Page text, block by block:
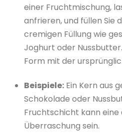
einer Fruchtmischung,
anfrieren, und füllen Sie
cremigen Füllung wie
Joghurt oder
Form mit der
Beispiele: Ein Kern aus
Schokolade oder
Fruchtschicht kann eine
Überraschung sein.